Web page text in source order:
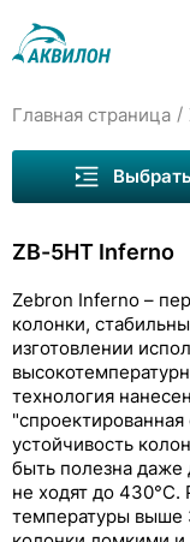
Главная страница /
ZB-5HT Inferno
Zebron Inferno –
колонки,
изготовлении
технология
устойчивость
быть полезна даже
не ходят до 430°C.
температуры выше
Колонки для
Zebron
ZB-1
ZB-1ms
ZB-1HT
ZB-5